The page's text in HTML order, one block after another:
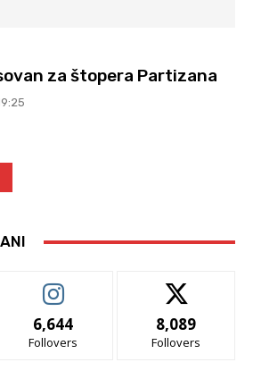
za štopera Partizana
6,644
Follovers
8,089
Follovers